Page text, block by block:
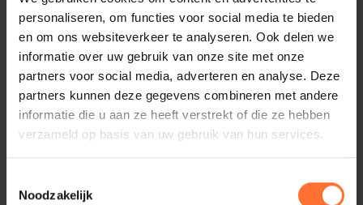
personaliseren, om functies voor social media te bieden
en om ons websiteverkeer te analyseren. Ook delen we
informatie over uw gebruik van onze site met onze
partners voor social media, adverteren en analyse. Deze
partners kunnen deze gegevens combineren met andere
informatie die u aan ze heeft verstrekt of die ze hebben
verzameld op basis van uw gebruik van hun services.
Noodzakelijk